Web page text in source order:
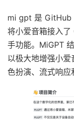
mi gpt 是 GitHub
将小爱音箱接入
手功能。MiGPT
以极大地增强小
色扮演、流式响应